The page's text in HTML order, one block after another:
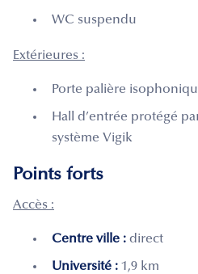
WC suspendu
Extérieures :
Porte palière
Hall d’entrée protégé
système Vigik
Points forts
Accès :
Centre ville : direct
Université : 1,9 km